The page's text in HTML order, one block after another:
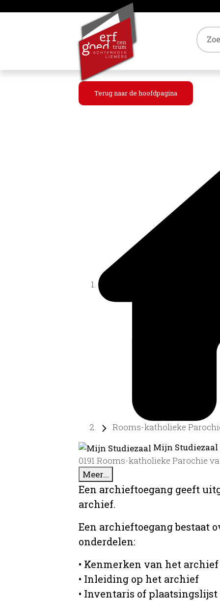
Terug naar de hoofdpagina
Rooms-katholieke
Mijn
0191 Rooms-katholieke Parochie
Meer...
Een archieftoegang geeft
archief.
Een archieftoegang bestaat
onderdelen:
• Kenmerken van het archief
• Inleiding op het archief
• Inventaris of plaatsingslijst